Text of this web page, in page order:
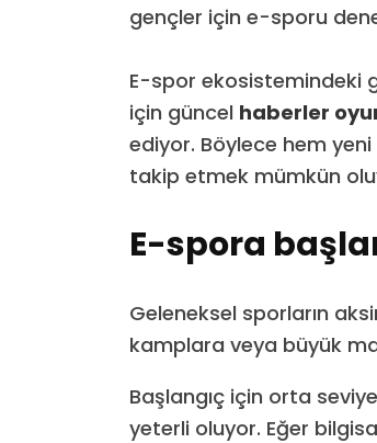
gençler için e-sporu
E-spor ekosistemindeki
için güncel haberler
ediyor. Böylece hem
takip etmek mümkün
E-spora
Geleneksel sporların
kamplara veya büyük
Başlangıç için orta
yeterli oluyor. Eğer